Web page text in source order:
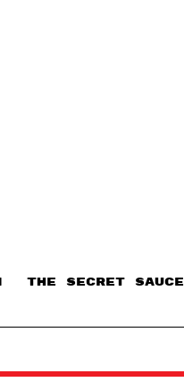
THE SECRET SAUCE​